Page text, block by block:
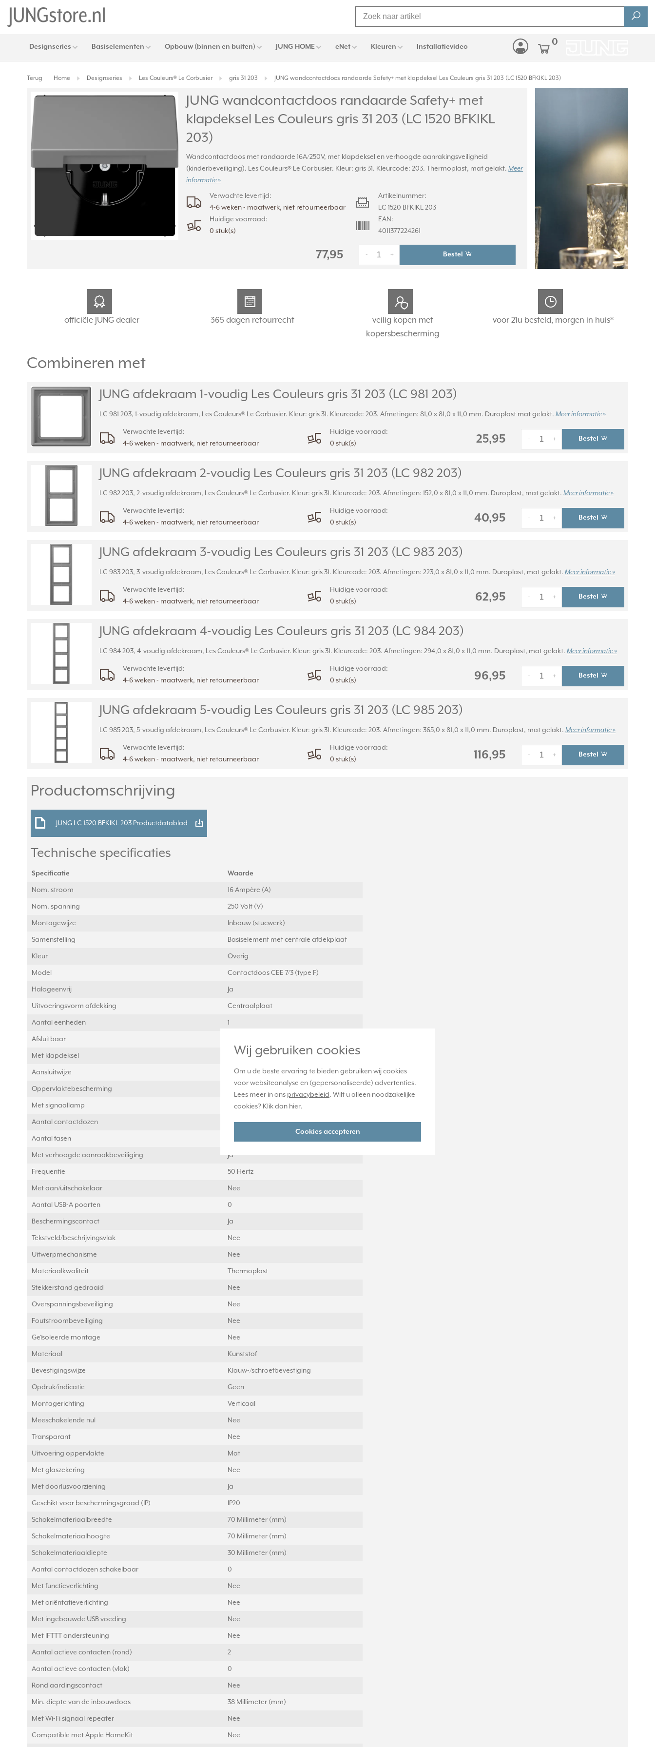
Wij gebruiken cookies
Om u de beste ervaring te bieden gebruiken wij cookies
voor websiteanalyse en (gepersonaliseerde) advertenties.
Lees meer in ons privacybeleid. Wilt u alleen noodzakelijke
cookies? Klik dan hier.
Cookies accepteren
Designseries Basiselementen Opbouw (binnen en buiten) JUNG HOME eNet Kleuren Installatievideo 0
Terug Home Designseries Les Couleurs® Le Corbusier gris 31 203 JUNG wandcontactdoos randaarde Safety+ met klapdeksel Les Couleurs gris 31 203 (LC 1520 BFKIKL 203)
JUNG wandcontactdoos randaarde Safety+ met
klapdeksel Les Couleurs gris 31 203 (LC 1520 BFKIKL
203)
Wandcontactdoos met randaarde 16A/250V, met klapdeksel en verhoogde aanrakingsveiligheid
(kinderbeveiliging). Les Couleurs® Le Corbusier. Kleur: gris 31. Kleurcode: 203. Thermoplast, mat gelakt.Meer
informatie »
Verwachte levertijd:
4-6 weken - maatwerk, niet retourneerbaar
Huidige voorraad:
0 stuk(s)
Artikelnummer:
LC 1520 BFKIKL 203
EAN:
4011377224261
77,95 +
- Bestel
officiële JUNG dealer 365 dagen retourrecht
veilig kopen met
kopersbescherming
voor 21u besteld, morgen in huis*
Combineren met
JUNG afdekraam 1-voudig Les Couleurs gris 31 203 (LC 981 203)
LC 981 203, 1-voudig afdekraam, Les Couleurs® Le Corbusier. Kleur: gris 31. Kleurcode: 203. Afmetingen: 81,0 x 81,0 x 11,0 mm. Duroplast mat gelakt. Meer informatie »
Verwachte levertijd:
4-6 weken - maatwerk, niet retourneerbaar
Huidige voorraad:
0 stuk(s)
25,95 +
- Bestel
JUNG afdekraam 2-voudig Les Couleurs gris 31 203 (LC 982 203)
LC 982 203, 2-voudig afdekraam, Les Couleurs® Le Corbusier. Kleur: gris 31. Kleurcode: 203. Afmetingen: 152,0 x 81,0 x 11,0 mm. Duroplast, mat gelakt. Meer informatie »
Verwachte levertijd:
4-6 weken - maatwerk, niet retourneerbaar
Huidige voorraad:
0 stuk(s)
40,95 +
- Bestel
JUNG afdekraam 3-voudig Les Couleurs gris 31 203 (LC 983 203)
LC 983 203, 3-voudig afdekraam, Les Couleurs® Le Corbusier. Kleur: gris 31. Kleurcode: 203. Afmetingen: 223,0 x 81,0 x 11,0 mm. Duroplast, mat gelakt. Meer informatie »
Verwachte levertijd:
4-6 weken - maatwerk, niet retourneerbaar
Huidige voorraad:
0 stuk(s)
62,95 +
- Bestel
JUNG afdekraam 4-voudig Les Couleurs gris 31 203 (LC 984 203)
LC 984 203, 4-voudig afdekraam, Les Couleurs® Le Corbusier. Kleur: gris 31. Kleurcode: 203. Afmetingen: 294,0 x 81,0 x 11,0 mm. Duroplast, mat gelakt. Meer informatie »
Verwachte levertijd:
4-6 weken - maatwerk, niet retourneerbaar
Huidige voorraad:
0 stuk(s)
96,95 +
- Bestel
JUNG afdekraam 5-voudig Les Couleurs gris 31 203 (LC 985 203)
LC 985 203, 5-voudig afdekraam, Les Couleurs® Le Corbusier. Kleur: gris 31. Kleurcode: 203. Afmetingen: 365,0 x 81,0 x 11,0 mm. Duroplast, mat gelakt. Meer informatie »
Verwachte levertijd:
4-6 weken - maatwerk, niet retourneerbaar
Huidige voorraad:
0 stuk(s)
116,95 +
- Bestel
Productomschrijving
JUNG LC 1520 BFKIKL 203 Productdatablad
Technische specificaties
Specificatie Waarde
Nom. stroom 16 Ampère (A)
Nom. spanning 250 Volt (V)
Montagewijze Inbouw (stucwerk)
Samenstelling Basiselement met centrale afdekplaat
Kleur Overig
Model Contactdoos CEE 7/3 (type F)
Halogeenvrij Ja
Uitvoeringsvorm afdekking Centraalplaat
Aantal eenheden 1
Afsluitbaar
Met klapdeksel
Aansluitwijze Steekklem
Oppervlaktebescherming
Met signaallamp Nee
Aantal contactdozen
Aantal fasen
Met verhoogde aanraakbeveiliging Ja
Frequentie 50 Hertz
Met aan/uitschakelaar Nee
Aantal USB-A poorten 0
Beschermingscontact Ja
Tekstveld/beschrijvingsvlak Nee
Uitwerpmechanisme Nee
Materiaalkwaliteit Thermoplast
Stekkerstand gedraaid Nee
Overspanningsbeveiliging Nee
Foutstroombeveiliging Nee
Geïsoleerde montage Nee
Materiaal Kunststof
Bevestigingswijze Klauw-/schroefbevestiging
Opdruk/indicatie Geen
Montagerichting Verticaal
Meeschakelende nul Nee
Transparant Nee
Uitvoering oppervlakte Mat
Met glaszekering Nee
Met doorlusvoorziening Ja
Geschikt voor beschermingsgraad (IP) IP20
Schakelmateriaalbreedte 70 Millimeter (mm)
Schakelmateriaalhoogte 70 Millimeter (mm)
Schakelmateriaaldiepte 30 Millimeter (mm)
Aantal contactdozen schakelbaar 0
Met functieverlichting Nee
Met oriëntatieverlichting Nee
Met ingebouwde USB voeding Nee
Met IFTTT ondersteuning Nee
Aantal actieve contacten (rond) 2
Aantal actieve contacten (vlak) 0
Rond aardingscontact Nee
Min. diepte van de inbouwdoos 38 Millimeter (mm)
Met Wi-Fi signaal repeater Nee
Compatible met Apple HomeKit Nee